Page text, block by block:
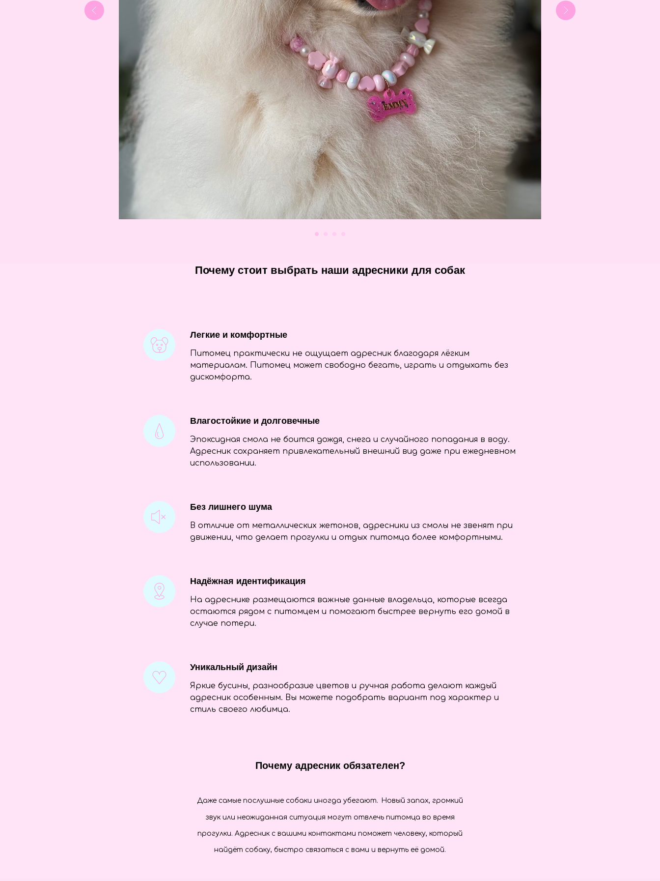
Почему стоит выбрать наши адресники для собак
Легкие и комфортные
Питомец практически не ощущает адресник благодаря лёгким
материалам. Питомец может свободно бегать, играть и отдыхать без
дискомфорта.
Влагостойкие и долговечные
Эпоксидная смола не боится дождя, снега и случайного попадания в воду.
Адресник сохраняет привлекательный внешний вид даже при ежедневном
использовании.
Без лишнего шума
В отличие от металлических жетонов, адресники из смолы не звенят при
движении, что делает прогулки и отдых питомца более комфортными.
Надёжная идентификация
На адреснике размещаются важные данные владельца, которые всегда
остаются рядом с питомцем и помогают быстрее вернуть его домой в
случае потери.
Уникальный дизайн
Яркие бусины, разнообразие цветов и ручная работа делают каждый
адресник особенным. Вы можете подобрать вариант под характер и
стиль своего любимца.
Почему адресник обязателен?
Даже самые послушные собаки иногда убегают. Новый запах, громкий
звук или неожиданная ситуация могут отвлечь питомца во время
прогулки. Адресник с вашими контактами поможет человеку, который
найдёт собаку, быстро связаться с вами и вернуть её домой.